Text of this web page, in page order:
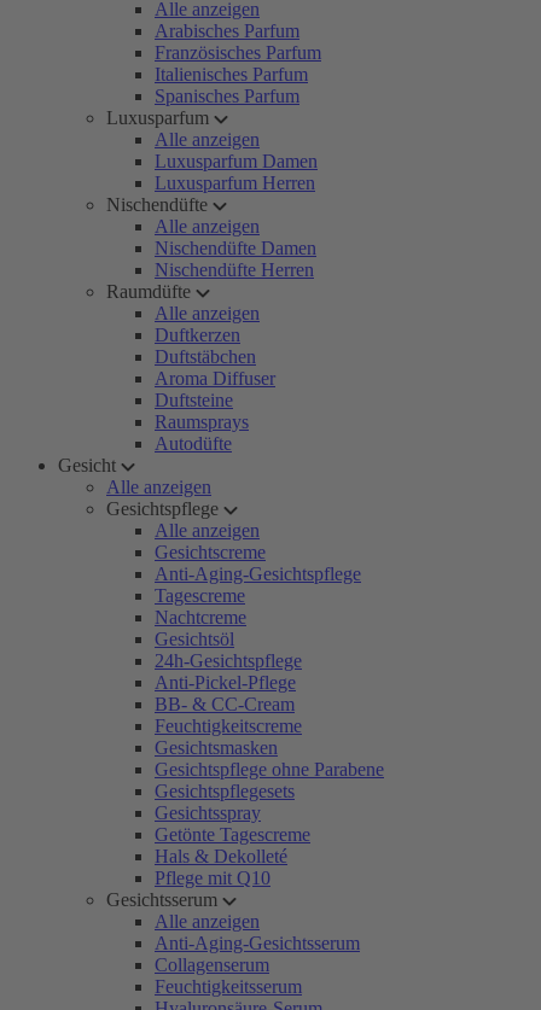
Alle anzeigen
Arabisches Parfum
Französisches Parfum
Italienisches Parfum
Spanisches Parfum
Luxusparfum
Alle anzeigen
Luxusparfum Damen
Luxusparfum Herren
Nischendüfte
Alle anzeigen
Nischendüfte Damen
Nischendüfte Herren
Raumdüfte
Alle anzeigen
Duftkerzen
Duftstäbchen
Aroma Diffuser
Duftsteine
Raumsprays
Autodüfte
Gesicht
Alle anzeigen
Gesichtspflege
Alle anzeigen
Gesichtscreme
Anti-Aging-Gesichtspflege
Tagescreme
Nachtcreme
Gesichtsöl
24h-Gesichtspflege
Anti-Pickel-Pflege
BB- & CC-Cream
Feuchtigkeitscreme
Gesichtsmasken
Gesichtspflege ohne Parabene
Gesichtspflegesets
Gesichtsspray
Getönte Tagescreme
Hals & Dekolleté
Pflege mit Q10
Gesichtsserum
Alle anzeigen
Anti-Aging-Gesichtsserum
Collagenserum
Feuchtigkeitsserum